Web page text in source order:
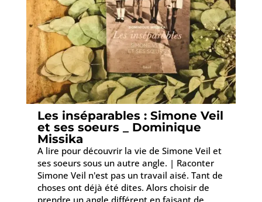
Les inséparables : Simone Veil
et ses soeurs _ Dominique
Missika
A lire pour découvrir la vie de Simone Veil et
ses soeurs sous un autre angle. | Raconter
Simone Veil n'est pas un travail aisé. Tant de
choses ont déjà été dites. Alors choisir de